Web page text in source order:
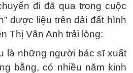
đi đã qua trong cuộc
dược liệu trên dải đất hình
Thị Vân Anh trải lòng:
là những người bác sĩ xuất
bằng, có nhiều năm kinh